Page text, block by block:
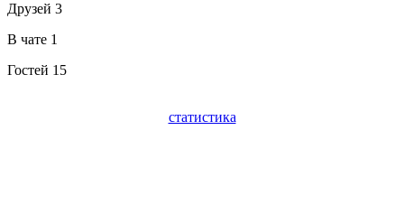
Друзей 3
В чате 1
Гостей 15
статистика